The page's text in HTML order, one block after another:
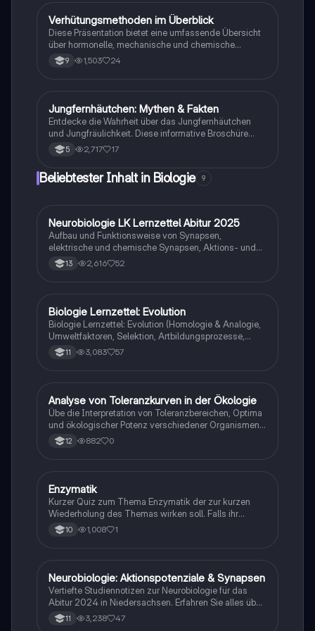
möchten.
Biologie
Verhütungsmethoden im Überblick
Diese Präsentation bietet eine umfassende Übersicht
über hormonelle, mechanische und chemische
Verhütungsmethoden. Erfahren Sie mehr über die
Funktionsweise, Vor- und Nachteile sowie Kosten der
und Gesundheitswissenschaften.
9 1,503 24
Biologie
Jungfernhäutchen: Mythen & Fakten
Entdecke die Wahrheit über das Jungfernhäutchen
und Jungfräulichkeit. Diese informative Broschüre
klärt über gängige Mythen auf, erklärt die
medizinischen Fakten und bietet Einblicke in kulturelle
Ansichten. Ideal für alle, die sich über sexuelle
Gesundheit und Aufklärung informieren möchten.
5 2,717 17
Beliebtester Inhalt in Biologie 9
Biologie
Neurobiologie LK Lernzettel Abitur 2025
Aufbau und Funktionsweise von Synapsen,
elektrische und chemische Synapsen, Aktions- und
Ruhepotential
13 2,616 52
Biologie
Biologie Lernzettel: Evolution
Biologie Lernzettel: Evolution (Homologie & Analogie,
Umweltfaktoren, Selektion, Artbildungsprozesse,
Klimaregeln, Konkurrenz, Evolution des Menschen…)
11 3,083 57
ABiologie
Analyse von Toleranzkurven in der Ökologie
Übe die Interpretation von Toleranzbereichen, Optima
und ökologischer Potenz verschiedener Organismen
gegenüber Umweltfaktoren.
12 882 0
EBiologie
Enzymatik
Kurzer Quiz zum Thema Enzymatik der zur kurzen
Wiederholung des Themas wirken soll. Falls ihr
Fehlern begegnet wäre ich dankbar ,wenn ihr mir
diese weiterleitet. Danke und euch viel Spaß dabei!
10 1,008 1
Biologie
Neurobiologie: Aktionspotenziale & Synapsen
Vertiefte Studiennotizen zur Neurobiologie für das
Abitur 2024 in Niedersachsen. Erfahren Sie alles über
Aktionspotenziale, Ruhepotenziale, synaptische
Integration, die Rolle von Neurotransmittern, die
11 3,238 47